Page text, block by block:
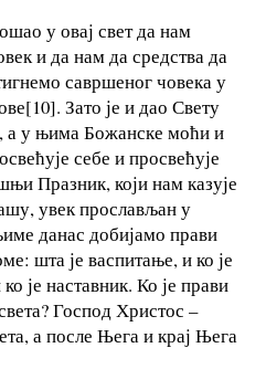
у овај свет да нам
и да нам да средства да
савршеног човека у
Зато је и дао Свету
а у њима Божанске моћи и
себе и просвећује
Празник, који нам казује
увек прослављан у
данас добијамо прави
шта је васпитање, и ко је
је наставник. Ко је прави
Господ Христос –
а после Њега и крај Њега